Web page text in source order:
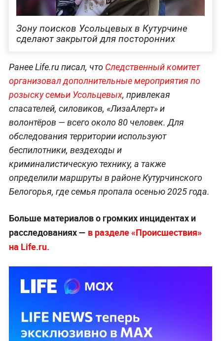
Зону поисков Усольцевых в Кутурчине
сделают закрытой для посторонних
Ранее Life.ru писал, что Следственный комитет
организовал дополнительные мероприятия по
розыску семьи Усольцевых, привлекая
спасателей, силовиков, «ЛизаАлерт» и
волонтёров — всего около 80 человек. Для
обследования территории используют
беспилотники, вездеходы и
криминалистическую технику, а также
определили маршруты в районе Кутурчинского
Белогорья, где семья пропала осенью 2025 года.
Больше материалов о громких инцидентах и
расследованиях — в разделе «Происшествия»
на Life.ru.